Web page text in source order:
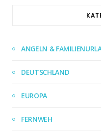
ANGELN &
DEUTSCHLAND
EUROPA
FERNWEH